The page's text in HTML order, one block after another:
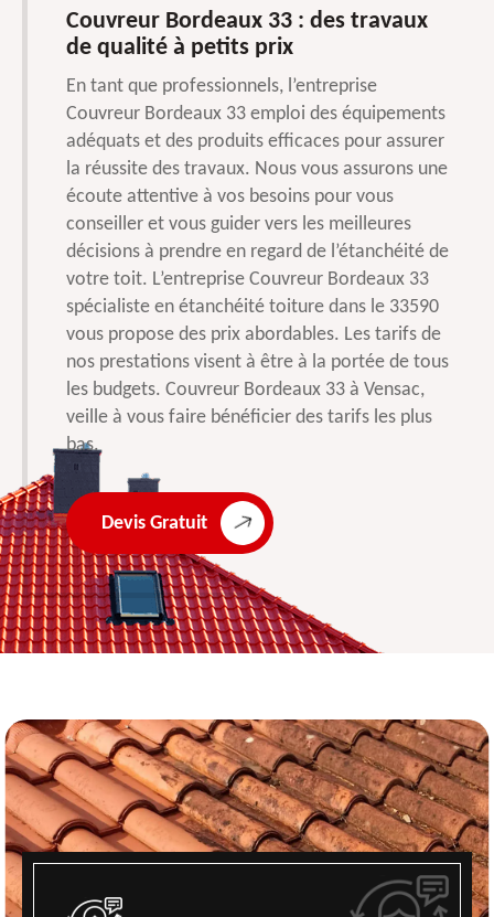
Couvreur Bordeaux 33 : des travaux
de qualité à petits prix
En tant que professionnels, l’entreprise
Couvreur Bordeaux 33 emploi des équipements
adéquats et des produits efficaces pour assurer
la réussite des travaux. Nous vous assurons une
écoute attentive à vos besoins pour vous
conseiller et vous guider vers les meilleures
décisions à prendre en regard de l’étanchéité de
votre toit. L’entreprise Couvreur Bordeaux 33
spécialiste en étanchéité toiture dans le 33590
vous propose des prix abordables. Les tarifs de
nos prestations visent à être à la portée de tous
les budgets. Couvreur Bordeaux 33 à Vensac,
veille à vous faire bénéficier des tarifs les plus
bas.
Devis Gratuit